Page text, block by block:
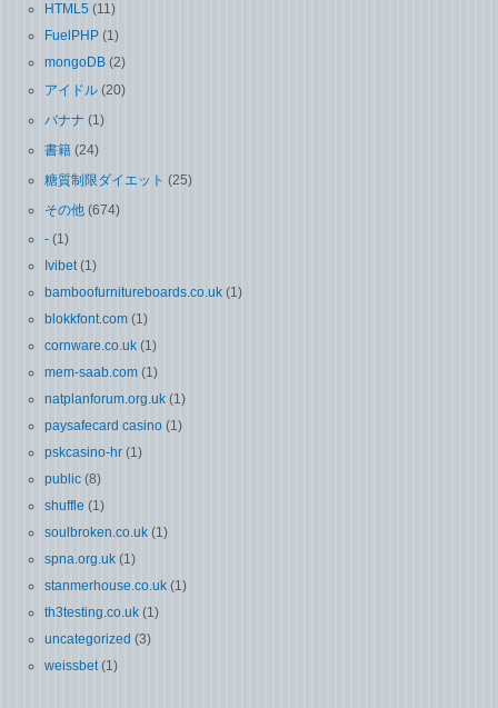
HTML5 (11)
FuelPHP (1)
mongoDB (2)
アイドル (20)
バナナ (1)
書籍 (24)
糖質制限ダイエット (25)
その他 (674)
- (1)
Ivibet(1)
bamboofurnitureboards.co.uk (1)
blokkfont.com (1)
cornware.co.uk (1)
mem-saab.com (1)
natplanforum.org.uk (1)
paysafecard casino (1)
pskcasino-hr (1)
public (8)
shuffle (1)
soulbroken.co.uk (1)
spna.org.uk (1)
stanmerhouse.co.uk (1)
th3testing.co.uk (1)
uncategorized (3)
weissbet(1)